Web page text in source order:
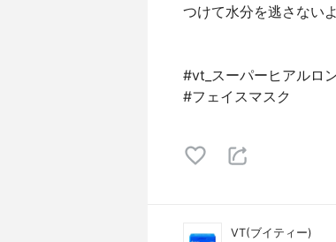
つけて水分を逃さない
#vt_スーパーヒアルロ
#フェイスマスク
VT(ブイティー)